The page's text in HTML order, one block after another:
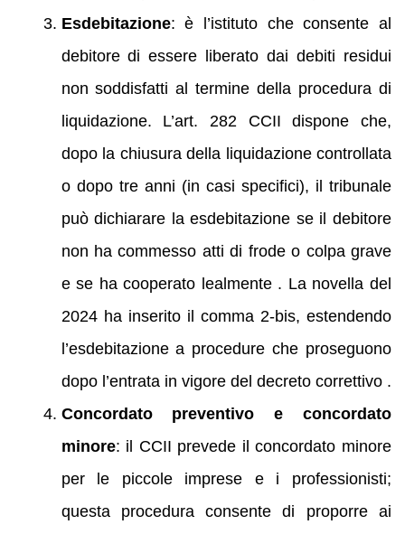
Esdebitazione: è l’istituto che consente al
debitore di essere liberato dai debiti residui
non soddisfatti al termine della procedura di
liquidazione. L’art. 282 CCII dispone che,
dopo la chiusura della liquidazione controllata
o dopo tre anni (in casi specifici), il tribunale
può dichiarare la esdebitazione se il debitore
non ha commesso atti di frode o colpa grave
e se ha cooperato lealmente . La novella del
2024 ha inserito il comma 2-bis, estendendo
l’esdebitazione a procedure che proseguono
dopo l’entrata in vigore del decreto correttivo .
Concordato preventivo e concordato
minore: il CCII prevede il concordato minore
per le piccole imprese e i professionisti;
questa procedura consente di proporre ai